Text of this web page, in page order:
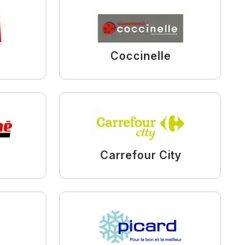
Coccinelle
Carrefour City